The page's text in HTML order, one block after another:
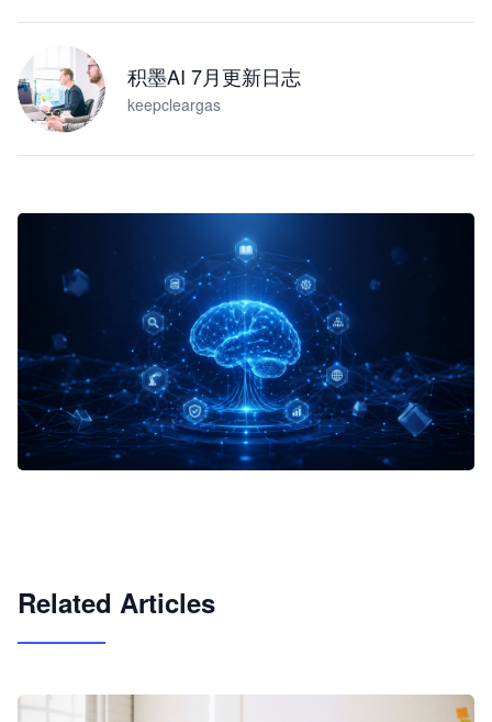
积墨AI 7月更新日志
keepcleargas
Related Articles